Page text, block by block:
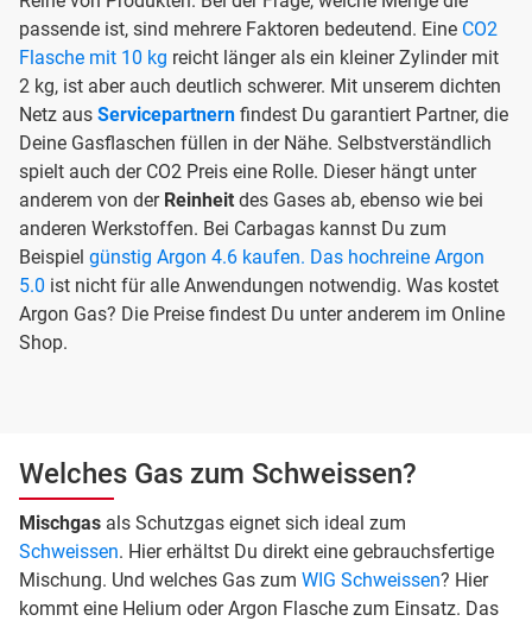
passende ist, sind mehrere Faktoren bedeutend. Eine CO2
Flasche mit 10 kg reicht länger als ein kleiner Zylinder mit
2 kg, ist aber auch deutlich schwerer. Mit unserem dichten
Netz aus Servicepartnern findest Du garantiert Partner, die
Deine Gasflaschen füllen in der Nähe. Selbstverständlich
spielt auch der CO2 Preis eine Rolle. Dieser hängt unter
anderem von der Reinheit des Gases ab, ebenso wie bei
anderen Werkstoffen. Bei Carbagas kannst Du zum
Beispiel günstig Argon 4.6 kaufen. Das hochreine Argon
5.0 ist nicht für alle Anwendungen notwendig. Was kostet
Argon Gas? Die Preise findest Du unter anderem im Online
Shop.
Welches Gas zum Schweissen?
Mischgas als Schutzgas eignet sich ideal zum
Schweissen. Hier erhältst Du direkt eine gebrauchsfertige
Mischung. Und welches Gas zum WIG Schweissen? Hier
kommt eine Helium oder Argon Flasche zum Einsatz. Das